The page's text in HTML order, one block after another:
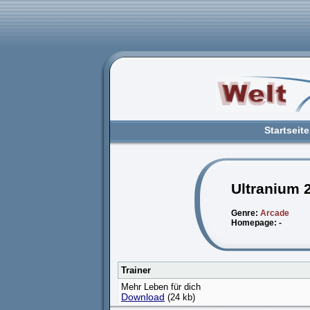
Startseite
Ultranium
Genre: Arcade
Homepage: -
Trainer
Mehr Leben für dich
Download (24 kb)